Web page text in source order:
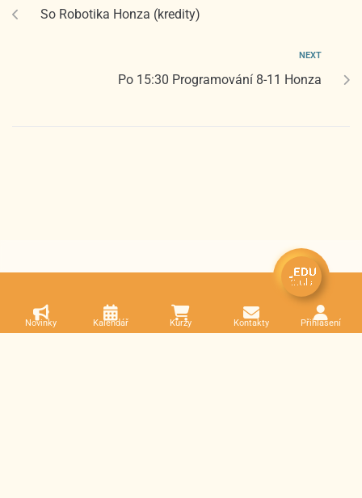
So Robotika Honza (kredity)
NEXT
Po 15:30 Programování 8-11 Honza
Novinky Kalendář Kurzy Kontakty Přihlášení